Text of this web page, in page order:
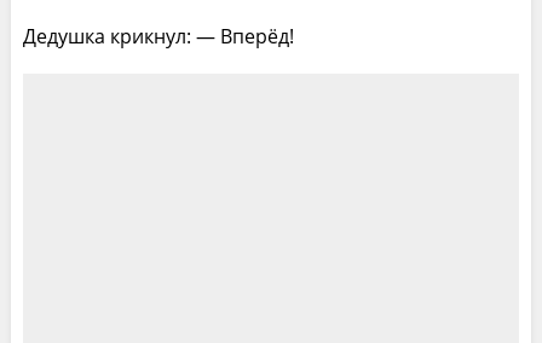
Дедушка крикнул: — Вперёд!